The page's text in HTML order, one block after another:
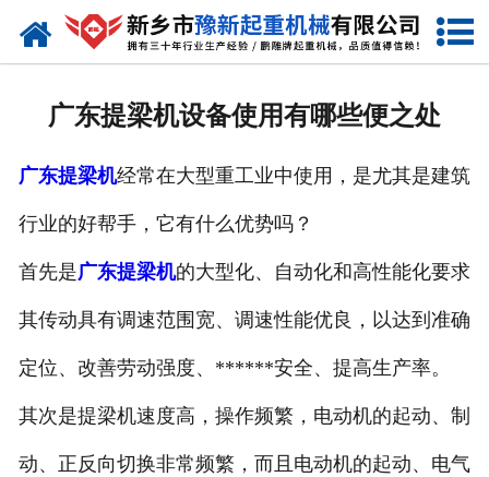
网站首页
资质荣誉
工程案例
联系我们
广东提梁机设备使用有哪些便之处
广东提梁机经常在大型重工业中使用，是尤其是建筑
行业的好帮手，它有什么优势吗？
首先是广东提梁机的大型化、自动化和高性能化要求
其传动具有调速范围宽、调速性能优良，以达到准确
定位、改善劳动强度、******安全、提高生产率。
其次是提梁机速度高，操作频繁，电动机的起动、制
动、正反向切换非常频繁，而且电动机的起动、电气